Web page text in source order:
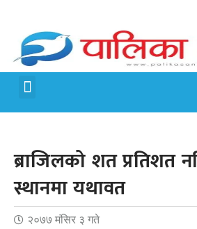
ब्राजिलको शत प्रतिशत
स्थानमा यथावत
२०७७ मंसिर ३ गते